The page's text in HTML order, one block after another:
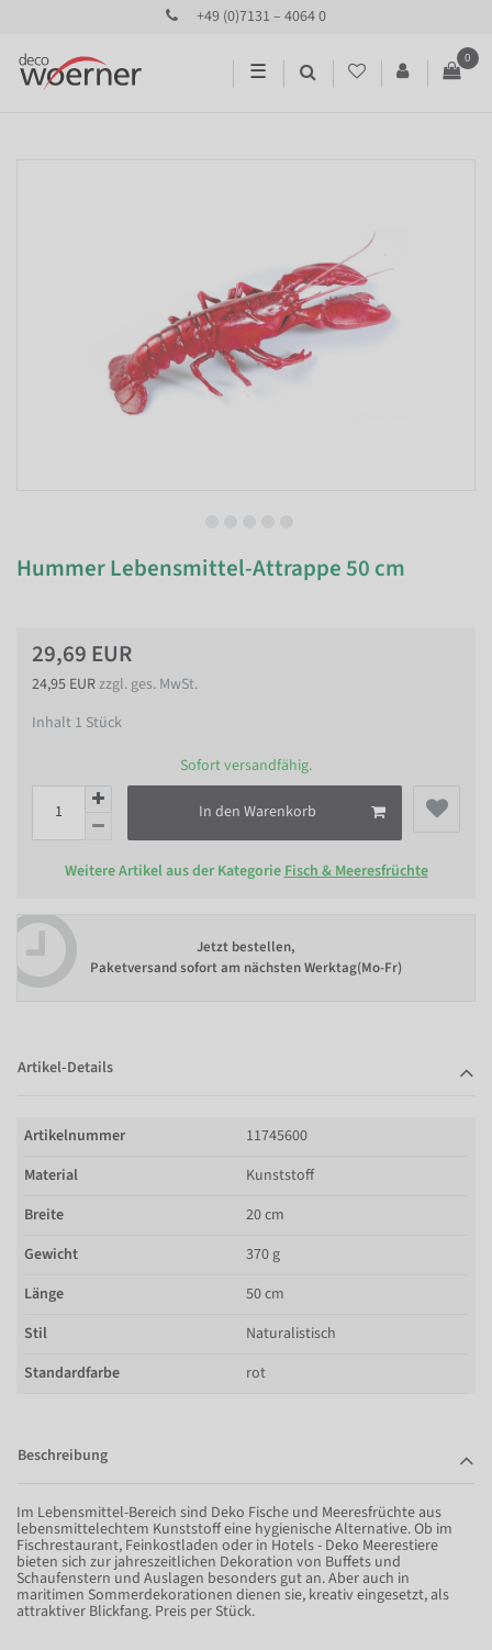
+49 (0)7131 – 4064 0
☰
0
Hummer Lebensmittel-Attrappe 50 cm
29,69 EUR
24,95 EURzzgl. ges. MwSt.
Inhalt 1 Stück
Sofort versandfähig.
In den Warenkorb
Weitere Artikel aus der Kategorie Fisch & Meeresfrüchte
Jetzt bestellen,
Paketversand sofort am nächsten Werktag(Mo-Fr)
Artikel-Details
Artikelnummer
11745600
Material
Kunststoff
Breite
20 cm
Gewicht
370 g
Länge
50 cm
Stil
Naturalistisch
Standardfarbe
rot
Beschreibung
Im Lebensmittel-Bereich sind Deko Fische und Meeresfrüchte aus
lebensmittelechtem Kunststoff eine hygienische Alternative. Ob im
Fischrestaurant, Feinkostladen oder in Hotels - Deko Meerestiere
bieten sich zur jahreszeitlichen Dekoration von Buffets und
Schaufenstern und Auslagen besonders gut an. Aber auch in
maritimen Sommerdekorationen dienen sie, kreativ eingesetzt, als
attraktiver Blickfang. Preis per Stück.